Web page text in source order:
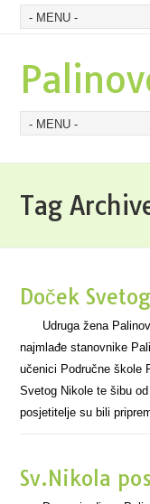
Tag
Doček
Udruga žena
najmlađe stanovnike
učenici Područne škole
Svetog Nikole te šibu
posjetitelje su bili
Sv.Nikola